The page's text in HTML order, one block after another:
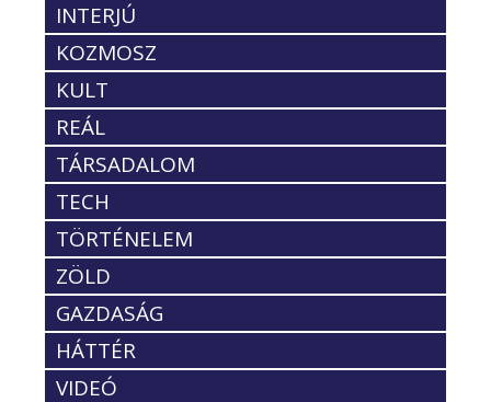
INTERJÚ
KOZMOSZ
KULT
REÁL
TÁRSADALOM
TECH
TÖRTÉNELEM
ZÖLD
GAZDASÁG
HÁTTÉR
VIDEÓ